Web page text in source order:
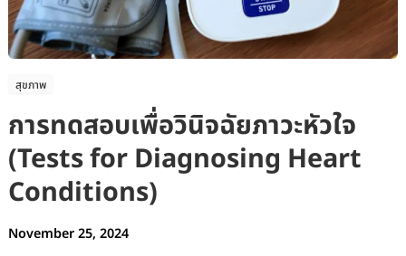
สุขภาพ
การทดสอบเพื่อวินิจฉัยภาวะหัวใจ
(Tests for Diagnosing Heart
Conditions)
November 25, 2024